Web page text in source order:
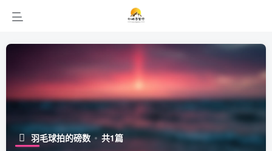
羽毛球拍的磅数 共1篇